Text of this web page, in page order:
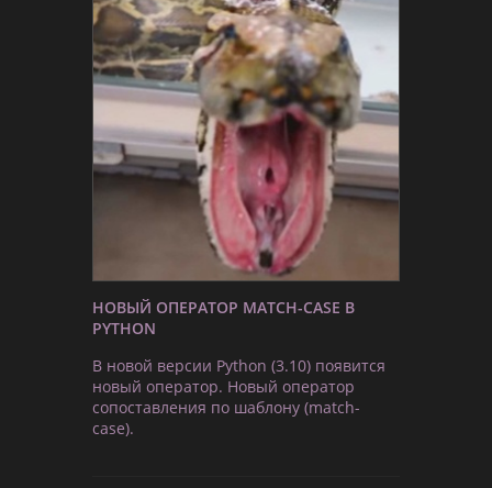
НОВЫЙ ОПЕРАТОР MATCH-CASE В
PYTHON
В новой версии Python (3.10) появится
новый оператор. Новый оператор
сопоставления по шаблону (match-
case).